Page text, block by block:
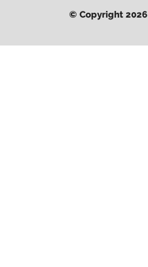
© Copyright 2026